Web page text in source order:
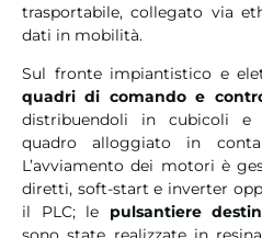
trasportabile, collegato via
dati in mobilità.
Sul fronte impiantistico e
quadri di comando e
distribuendoli in cubicoli e
quadro alloggiato in
L’avviamento dei motori è
diretti, soft-start e inverter
il PLC; le pulsantiere